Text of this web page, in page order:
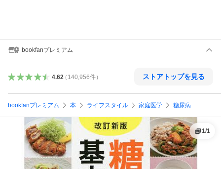
bookfanプレミアム
4.62（ 140,956件） ストアトップを見る
bookfanプレミアム 本 ライフスタイル 家庭医学 糖尿病
1/1